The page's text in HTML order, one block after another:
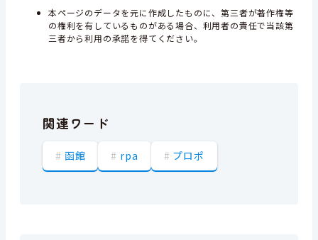
本ページのデータを元に作成したものに、第三者が著作権等
の権利を有しているものがある場合、利用者の責任で当該第
三者から利用の承諾を得てください。
関連ワード
函館 rpa プロポ